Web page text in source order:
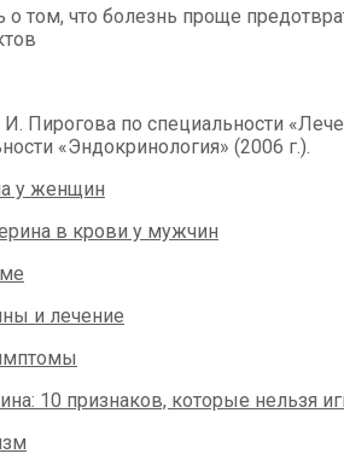
том, что болезнь проще
Пирогова по специальности
«Эндокринология» (2006 г.).